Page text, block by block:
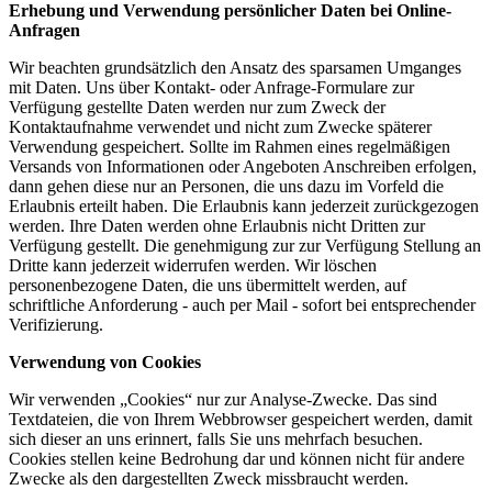
Erhebung und Verwendung persönlicher Daten bei Online-
Anfragen
Wir beachten grundsätzlich den Ansatz des sparsamen Umganges
mit Daten. Uns über Kontakt- oder Anfrage-Formulare zur
Verfügung gestellte Daten werden nur zum Zweck der
Kontaktaufnahme verwendet und nicht zum Zwecke späterer
Verwendung gespeichert. Sollte im Rahmen eines regelmäßigen
Versands von Informationen oder Angeboten Anschreiben erfolgen,
dann gehen diese nur an Personen, die uns dazu im Vorfeld die
Erlaubnis erteilt haben. Die Erlaubnis kann jederzeit zurückgezogen
werden. Ihre Daten werden ohne Erlaubnis nicht Dritten zur
Verfügung gestellt. Die genehmigung zur zur Verfügung Stellung an
Dritte kann jederzeit widerrufen werden. Wir löschen
personenbezogene Daten, die uns übermittelt werden, auf
schriftliche Anforderung - auch per Mail - sofort bei entsprechender
Verifizierung.
Verwendung von Cookies
Wir verwenden „Cookies“ nur zur Analyse-Zwecke. Das sind
Textdateien, die von Ihrem Webbrowser gespeichert werden, damit
sich dieser an uns erinnert, falls Sie uns mehrfach besuchen.
Cookies stellen keine Bedrohung dar und können nicht für andere
Zwecke als den dargestellten Zweck missbraucht werden.